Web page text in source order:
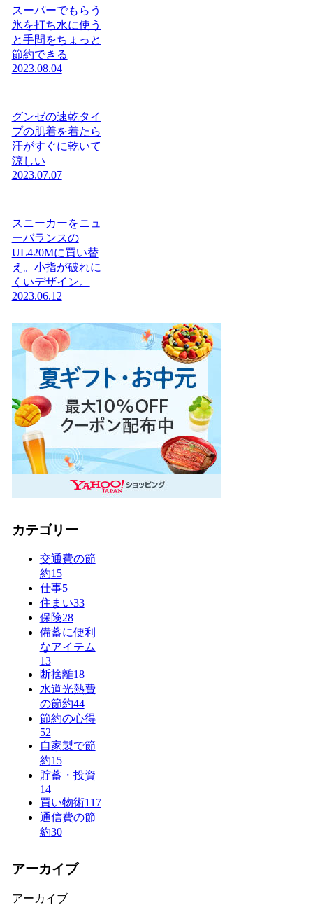
スーパーでもらう
氷を打ち水に使う
と手間をちょっと
節約できる
2023.08.04
グンゼの速乾タイ
プの肌着を着たら
汗がすぐに乾いて
涼しい
2023.07.07
スニーカーをニュ
ーバランスの
UL420Mに買い替
え。小指が破れに
くいデザイン。
2023.06.12
カテゴリー
交通費の節
約15
仕事5
住まい33
保険28
備蓄に便利
なアイテム
13
断捨離18
水道光熱費
の節約44
節約の心得
52
自家製で節
約15
貯蓄・投資
14
買い物術117
通信費の節
約30
アーカイブ
アーカイブ